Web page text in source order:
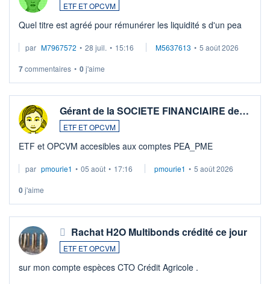
ETF ET OPCVM
Quel titre est agréé pour rémunérer les liquidité s d'un pea
par M7967572 • 28 juil. • 15:16 M5637613 • 5 août 2026
7commentaires • 0j'aime
Gérant de la SOCIETE FINANCIAIRE de…
ETF ET OPCVM
ETF et OPCVM accesibles aux comptes PEA_PME
par pmourie1 • 05 août • 17:16 pmourie1 • 5 août 2026
0j'aime
Rachat H2O Multibonds crédité ce jour
ETF ET OPCVM
sur mon compte espèces CTO Crédit Agricole .